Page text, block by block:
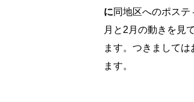
に同地区へのポステ
月と2月の動きを見
ます。つきまして
ます。